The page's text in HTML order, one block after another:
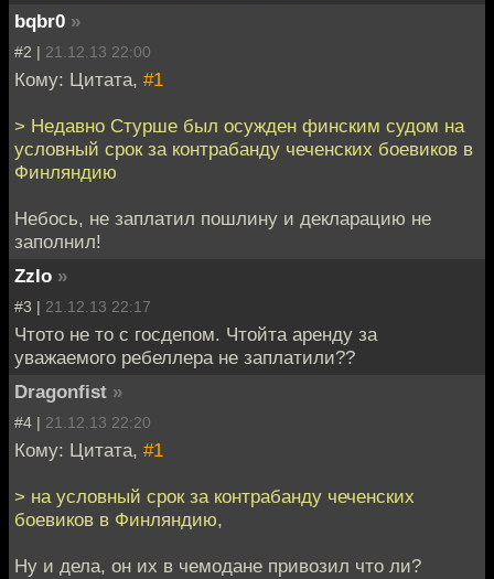
bqbr0 »
#2 | 21.12.13 22:00
Кому: Цитата, #1
> Недавно Стурше был осужден финским судом на
условный срок за контрабанду чеченских боевиков в
Финляндию
Небось, не заплатил пошлину и декларацию не
заполнил!
Zzlo »
#3 | 21.12.13 22:17
Чтото не то с госдепом. Чтойта аренду за
уважаемого ребеллера не заплатили??
Dragonfist »
#4 | 21.12.13 22:20
Кому: Цитата, #1
> на условный срок за контрабанду чеченских
боевиков в Финляндию,
Ну и дела, он их в чемодане привозил что ли?